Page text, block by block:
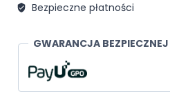
Bezpieczne płatności
GWARANCJA